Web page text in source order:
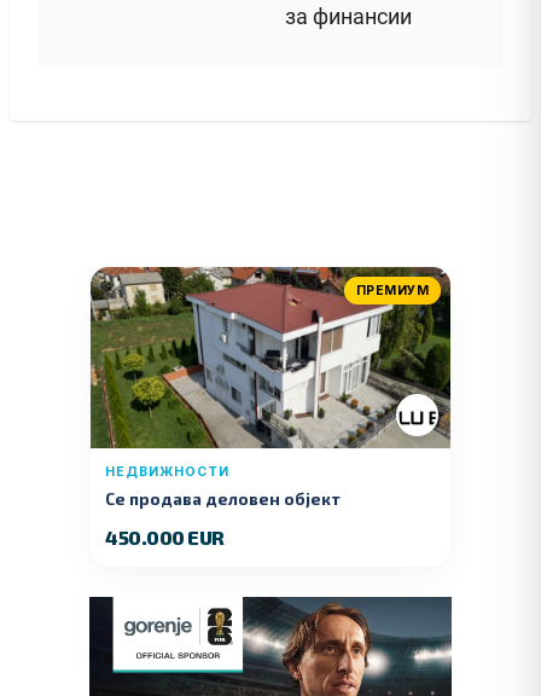
за финансии
ПРЕМИУМ
НЕДВИЖНОСТИ
Се продава деловен објект
450.000 EUR